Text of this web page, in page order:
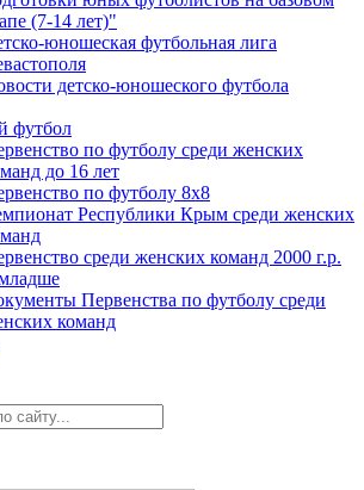
(7-14 лет)"
юношеская футбольная лига
детско-юношеского футбола
футбол
по футболу среди женских
до 16 лет
по футболу 8х8
Республики Крым среди женских
среди женских команд 2000 г.р.
Первенства по футболу среди
команд